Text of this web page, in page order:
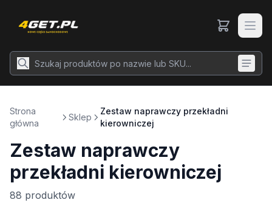
Strona
główna
Sklep
Zestaw naprawczy przekładni
kierowniczej
Zestaw naprawczy
przekładni kierowniczej
88 produktów